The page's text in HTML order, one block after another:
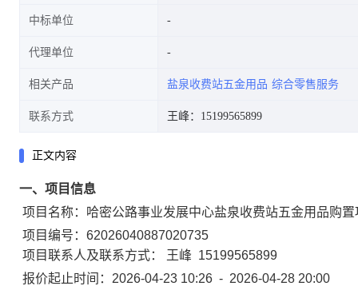
中标单位
代理单位
相关产品 盐泉收费站五金用品 综合零售服务
联系方式 王峰：15199565899
正文内容
一、项目信息
项目名称： 哈密公路事业发展中心盐泉收费站五金用品购置
项目编号： 62026040887020735
项目联系人及联系方式：
王峰 15199565899
报价起止时间： 2026-04-23 10:26 - 2026-04-28 20:00